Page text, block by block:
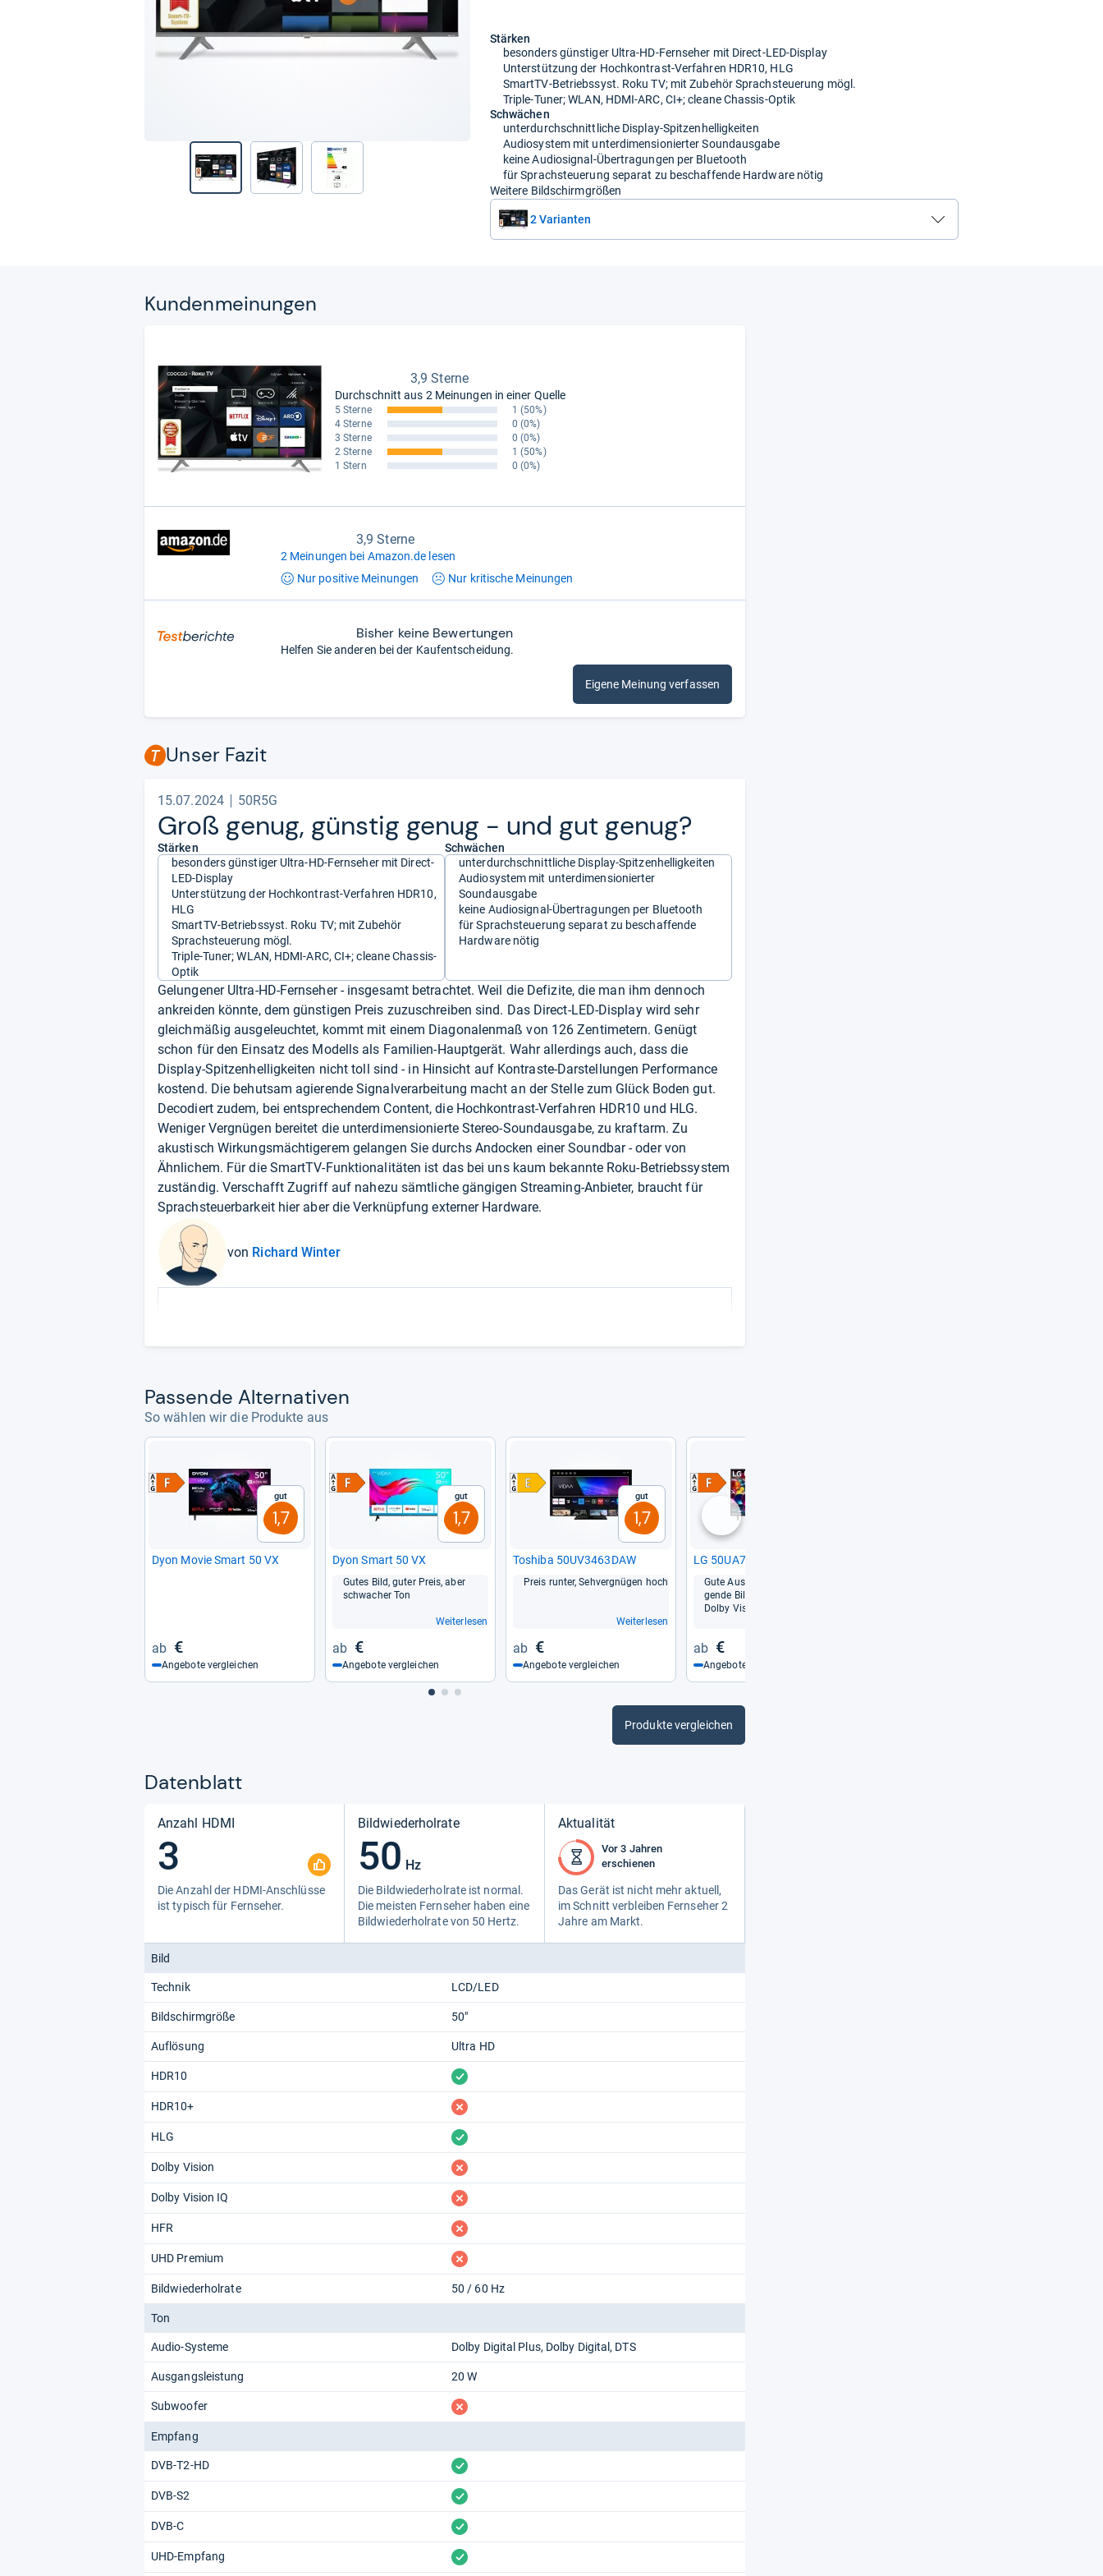
Stärken
besonders günstiger Ultra-HD-Fernseher mit Direct-LED-Display
Unterstützung der Hochkontrast-Verfahren HDR10, HLG
SmartTV-Betriebssyst. Roku TV; mit Zubehör Sprachsteuerung mögl.
Triple-Tuner; WLAN, HDMI-ARC, CI+; cleane Chassis-Optik
Schwächen
unterdurchschnittliche Display-Spitzenhelligkeiten
Audiosystem mit unterdimensionierter Soundausgabe
keine Audiosignal-Übertragungen per Bluetooth
für Sprachsteuerung separat zu beschaffende Hardware nötig
Weitere Bildschirmgrößen
2 Varianten
Kun­den­mei­nun­gen
3,9 Sterne
Durchschnitt aus 2 Meinungen in einer Quelle
5 Sterne 1 (50%)
4 Sterne
0 (0%)
3 Sterne
0 (0%)
2 Sterne
1 (50%)
1 Stern
0 (0%)
3,9 Sterne
2 Meinungen bei Amazon.de lesen
Nur positive Meinungen Nur kritische Meinungen
Bisher keine Bewertungen
Helfen Sie anderen bei der Kaufentscheidung.
Eigene Meinung verfassen
Unser Fazit
15.07.2024 50R5G
Groß genug, güns­tig genug -​ und gut genug?
Stärken
besonders günstiger Ultra-HD-Fernseher mit Direct-
LED-Display
Unterstützung der Hochkontrast-Verfahren HDR10,
HLG
SmartTV-Betriebssyst. Roku TV; mit Zubehör
Sprachsteuerung mögl.
Triple-Tuner; WLAN, HDMI-ARC, CI+; cleane Chassis-
Optik
Schwächen
unterdurchschnittliche Display-Spitzenhelligkeiten
Audiosystem mit unterdimensionierter
Soundausgabe
keine Audiosignal-Übertragungen per Bluetooth
für Sprachsteuerung separat zu beschaffende
Hardware nötig
Gelungener Ultra-HD-Fernseher - insgesamt betrachtet. Weil die Defizite, die man ihm dennoch
ankreiden könnte, dem günstigen Preis zuzuschreiben sind. Das Direct-LED-Display wird sehr
gleichmäßig ausgeleuchtet, kommt mit einem Diagonalenmaß von 126 Zentimetern. Genügt
schon für den Einsatz des Modells als Familien-Hauptgerät. Wahr allerdings auch, dass die
Display-Spitzenhelligkeiten nicht toll sind - in Hinsicht auf Kontraste-Darstellungen Performance
kostend. Die behutsam agierende Signalverarbeitung macht an der Stelle zum Glück Boden gut.
Decodiert zudem, bei entsprechendem Content, die Hochkontrast-Verfahren HDR10 und HLG.
Weniger Vergnügen bereitet die unterdimensionierte Stereo-Soundausgabe, zu kraftarm. Zu
akustisch Wirkungsmächtigerem gelangen Sie durchs Andocken einer Soundbar - oder von
Ähnlichem. Für die SmartTV-Funktionalitäten ist das bei uns kaum bekannte Roku-Betriebssystem
zuständig. Verschafft Zugriff auf nahezu sämtliche gängigen Streaming-Anbieter, braucht für
Sprachsteuerbarkeit hier aber die Verknüpfung externer Hardware.
von Richard Winter
Pas­sende Alter­na­ti­ven
So wählen wir die Produkte aus
Gut
1,7
Dyon Movie Smart 50 VX
€
Angebote vergleichen
Gut
1,7
Dyon Smart 50 VX
Gutes Bild, guter Preis, aber
schwa­cher Ton
Weiterlesen
€
Angebote vergleichen
Gut
1,7
Tos­hiba 50UV3463DAW
Preis run­ter, Seh­ver­gnü­gen hoch
Weiterlesen
€
Angebote vergleichen
LG 50UA75006LA
Gute Aus­stat­tung und über­zeu­
gende Bild­qua­li­tät, aber ohne
Dolby Vision
€
Angebote vergleichen
nächste
Produkte vergleichen
Datenblatt
Anzahl HDMI
3
Die Anzahl der HDMI-​Anschlüsse
ist typisch für Fern­se­her.
Bildwiederholrate
50 Hz
Die Bild­wie­der­hol­rate ist nor­mal.
Die meis­ten Fern­se­her haben eine
Bild­wie­der­hol­rate von 50 Hertz.
Aktualität
Vor 3 Jahren
erschienen
Das Gerät ist nicht mehr aktu­ell,
im Schnitt ver­blei­ben Fern­se­her 2
Jahre am Markt.
Bild
Technik LCD/LED
Bildschirmgröße 50"
Auflösung Ultra HD
HDR10 vorhanden
HDR10+ fehlt
HLG vorhanden
Dolby Vision fehlt
Dolby Vision IQ fehlt
HFR fehlt
UHD Premium fehlt
Bildwiederholrate 50 / 60 Hz
Ton
Audio-Systeme Dolby Digital Plus Dolby Digital DTS
Ausgangsleistung 20 W
Subwoofer fehlt
Empfang
DVB-T2-HD vorhanden
DVB-S2 vorhanden
DVB-C vorhanden
UHD-Empfang vorhanden